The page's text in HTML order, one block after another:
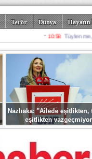
Terör Dünya
Spor Misafir
Nazlıaka: ''Ailede eşitlikten,
eşitlikten